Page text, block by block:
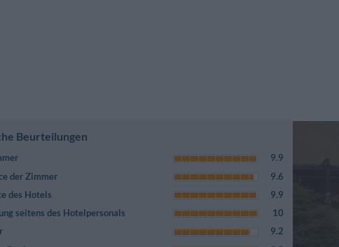
Beurteilungen
9.9
der Zimmer
9.6
des Hotels
9.9
seitens des Hotelpersonals
10
9.2